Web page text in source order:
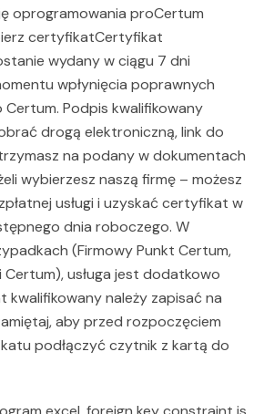
oprogramowania proCertum
certyfikatCertyfikat
wydany w ciągu 7 dni
wpłynięcia poprawnych
Podpis kwalifikowany
drogą elektroniczną, link do
na podany w dokumentach
wybierzesz naszą firmę – możesz
usługi i uzyskać certyfikat w
dnia roboczego. W
(Firmowy Punkt Certum,
usługa jest dodatkowo
kwalifikowany należy zapisać na
aby przed rozpoczęciem
podłączyć czytnik z kartą do